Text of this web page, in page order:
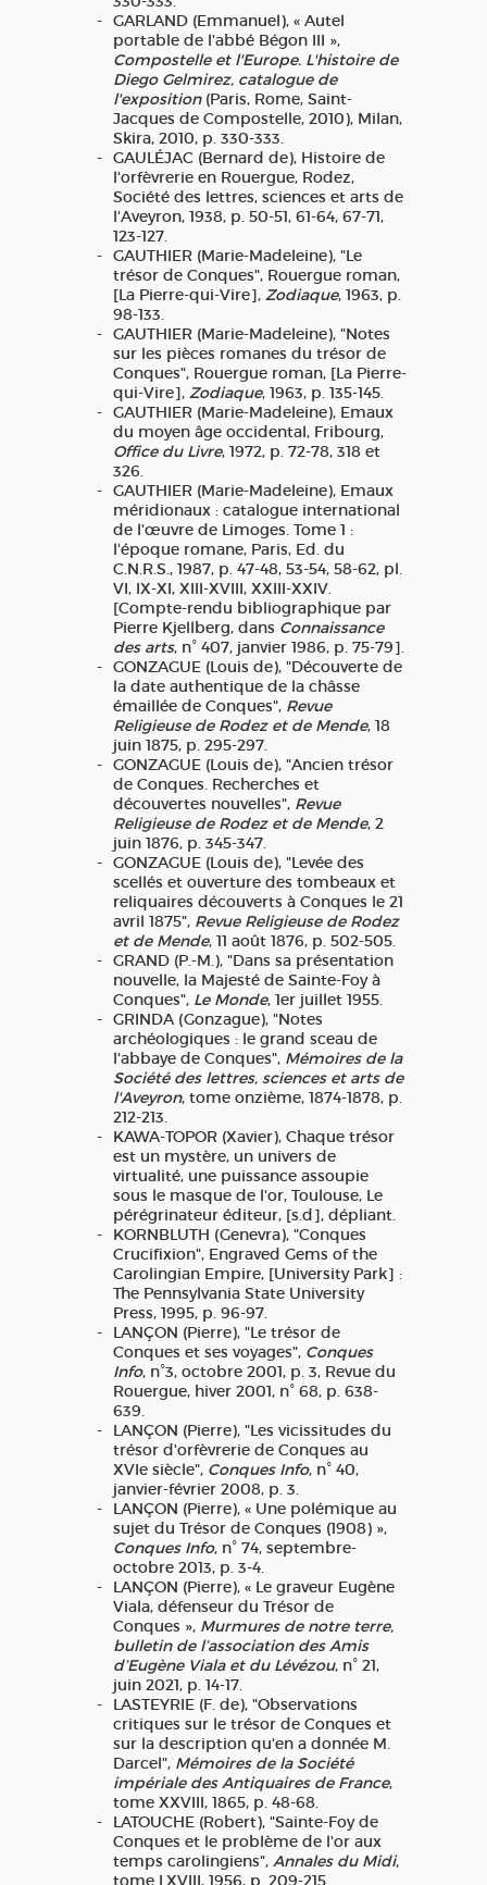
GARLAND (Emmanuel), « Autel
portable de l'abbé Bégon III »,
Compostelle et l'Europe. L'histoire de
Diego Gelmirez, catalogue de
l'exposition(Paris, Rome, Saint-
Jacques de Compostelle, 2010), Milan,
Skira, 2010, p. 330-333.
GAULÉJAC (Bernard de), Histoire de
l'orfèvrerie en Rouergue, Rodez,
Société des lettres, sciences et arts de
l'Aveyron, 1938, p. 50-51, 61-64, 67-71,
123-127.
GAUTHIER (Marie-Madeleine), "Le
trésor de Conques", Rouergue roman,
[La Pierre-qui-Vire], Zodiaque, 1963, p.
98-133.
GAUTHIER (Marie-Madeleine), "Notes
sur les pièces romanes du trésor de
Conques", Rouergue roman, [La Pierre-
qui-Vire], Zodiaque, 1963, p. 135-145.
GAUTHIER (Marie-Madeleine), Emaux
du moyen âge occidental, Fribourg,
Office du Livre, 1972, p. 72-78, 318 et
326.
GAUTHIER (Marie-Madeleine), Emaux
méridionaux : catalogue international
de l'œuvre de Limoges. Tome 1 :
l'époque romane, Paris, Ed. du
C.N.R.S., 1987, p. 47-48, 53-54, 58-62, pl.
VI, IX-XI, XIII-XVIII, XXIII-XXIV.
[Compte-rendu bibliographique par
Pierre Kjellberg, dans Connaissance
des arts, n° 407, janvier 1986, p. 75-79].
GONZAGUE (Louis de), "Découverte de
la date authentique de la châsse
émaillée de Conques", Revue
Religieuse de Rodez et de Mende, 18
juin 1875, p. 295-297.
GONZAGUE (Louis de), "Ancien trésor
de Conques. Recherches et
découvertes nouvelles", Revue
Religieuse de Rodez et de Mende, 2
juin 1876, p. 345-347.
GONZAGUE (Louis de), "Levée des
scellés et ouverture des tombeaux et
reliquaires découverts à Conques le 21
avril 1875", Revue Religieuse de Rodez
et de Mende, 11 août 1876, p. 502-505.
GRAND (P.-M.), "Dans sa présentation
nouvelle, la Majesté de Sainte-Foy à
Conques", Le Monde, 1er juillet 1955.
GRINDA (Gonzague), "Notes
archéologiques : le grand sceau de
l'abbaye de Conques", Mémoires de la
Société des lettres, sciences et arts de
l'Aveyron, tome onzième, 1874-1878, p.
212-213.
KAWA-TOPOR (Xavier), Chaque trésor
est un mystère, un univers de
virtualité, une puissance assoupie
sous le masque de l'or, Toulouse, Le
pérégrinateur éditeur, [s.d], dépliant.
KORNBLUTH (Genevra), "Conques
Crucifixion", Engraved Gems of the
Carolingian Empire, [University Park] :
The Pennsylvania State University
Press, 1995, p. 96-97.
LANÇON (Pierre), "Le trésor de
Conques et ses voyages", Conques
Info, n°3, octobre 2001, p. 3, Revue du
Rouergue, hiver 2001, n° 68, p. 638-
639.
LANÇON (Pierre), "Les vicissitudes du
trésor d'orfèvrerie de Conques au
XVIe siècle", Conques Info, n° 40,
janvier-février 2008, p. 3.
LANÇON (Pierre), « Une polémique au
sujet du Trésor de Conques (1908) »,
Conques Info, n° 74, septembre-
octobre 2013, p. 3-4.
LANÇON (Pierre), « Le graveur Eugène
Viala, défenseur du Trésor de
Conques », Murmures de notre terre,
bulletin de l’association des Amis
d’Eugène Viala et du Lévézou, n° 21,
juin 2021, p. 14-17.
LASTEYRIE (F. de), "Observations
critiques sur le trésor de Conques et
sur la description qu'en a donnée M.
Darcel", Mémoires de la Société
impériale des Antiquaires de France,
tome XXVIII, 1865, p. 48-68.
LATOUCHE (Robert), "Sainte-Foy de
Conques et le problème de l'or aux
temps carolingiens", Annales du Midi,
tome LXVIII, 1956, p. 209-215.